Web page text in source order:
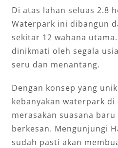
Di atas lahan seluas 2.8
Waterpark ini dibangun
sekitar 12 wahana
dinikmati oleh segala
seru dan menantang.
Dengan konsep yang
kebanyakan waterpark di
merasakan suasana
berkesan. Mengunjungi
sudah pasti akan